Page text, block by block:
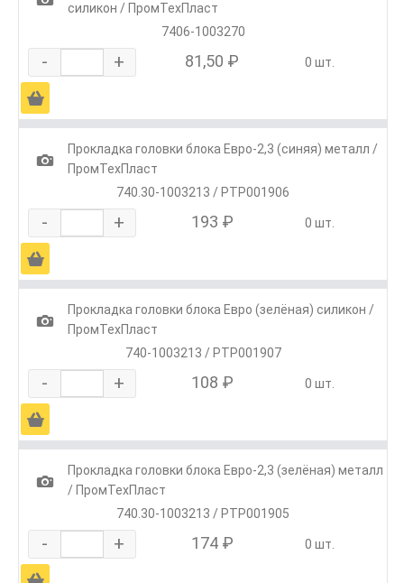
силикон / ПромТехПласт
7406-1003270
- + 81,50 ₽ 0 шт.
Ä
1
Прокладка головки блока Евро-2,3 (синяя) металл /
ПромТехПласт
740.30-1003213 / РТР001906
- + 193 ₽ 0 шт.
Ä
1
Прокладка головки блока Евро (зелёная) силикон /
ПромТехПласт
740-1003213 / РТР001907
- + 108 ₽ 0 шт.
Ä
1
Прокладка головки блока Евро-2,3 (зелёная) металл
/ ПромТехПласт
740.30-1003213 / РТР001905
- + 174 ₽ 0 шт.